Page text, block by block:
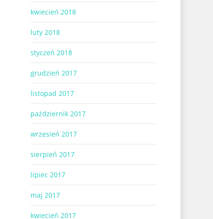
kwiecień 2018
luty 2018
styczeń 2018
grudzień 2017
listopad 2017
październik 2017
wrzesień 2017
sierpień 2017
lipiec 2017
maj 2017
kwiecień 2017